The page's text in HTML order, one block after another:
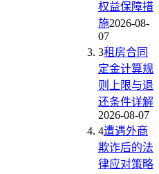
权益保障措
施2026-08-
07
3租房合同
定金计算规
则上限与退
还条件详解
2026-08-07
4遭遇外商
欺诈后的法
律应对策略